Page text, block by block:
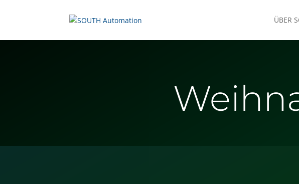
ÜBER